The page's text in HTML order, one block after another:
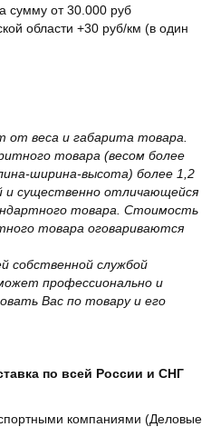
сумму от 30.000 руб
области +30 руб/км (в один
веса и габарита товара.
товара (весом более
ширина-высота) более 1,2
существенно отличающейся
товара. Стоимость
товара оговариваются
собственной службой
профессионально и
Вас по товару и его
по всей России и СНГ
компаниями (Деловые